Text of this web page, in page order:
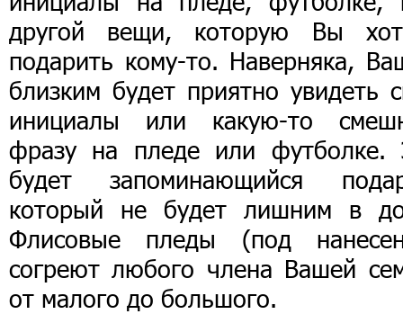
другой вещи, которую Вы
подарить кому-то. Наверняка,
близким будет приятно увидеть
инициалы или какую-то
фразу на пледе или футболке.
будет запоминающийся
который не будет лишним в
Флисовые пледы (под
согреют любого члена Вашей
от малого до большого.